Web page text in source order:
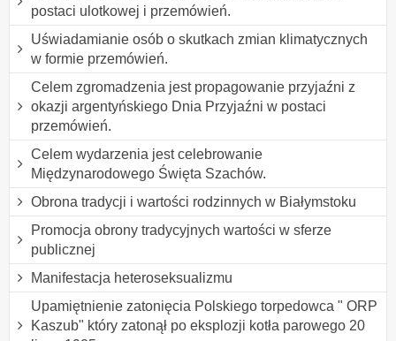
postaci ulotkowej i przemówień.
Uświadamianie osób o skutkach zmian klimatycznych
w formie przemówień.
Celem zgromadzenia jest propagowanie przyjaźni z
okazji argentyńskiego Dnia Przyjaźni w postaci
przemówień.
Celem wydarzenia jest celebrowanie
Międzynarodowego Święta Szachów.
Obrona tradycji i wartości rodzinnych w Białymstoku
Promocja obrony tradycyjnych wartości w sferze
publicznej
Manifestacja heteroseksualizmu
Upamiętnienie zatonięcia Polskiego torpedowca " ORP
Kaszub" który zatonął po eksplozji kotła parowego 20